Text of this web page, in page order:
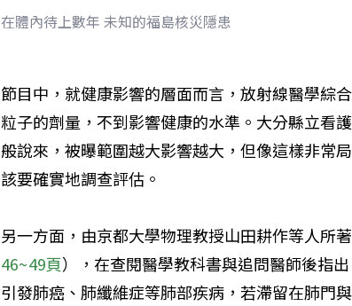
在體內待上數年 未知的福島核災隱患
節目中，就健康影響的層面而言，放射線醫學綜
粒子的劑量，不到影響健康的水準。大分縣立看
般說來，被曝範圍越大影響越大，但像這樣非常
該要確實地調查評估。
另一方面，由京都大學物理教授山田耕作等人所
46~49頁），在查閱醫學教科書與追問醫師後指
引發肺癌、肺纖維症等肺部疾病，若滯留在肺門